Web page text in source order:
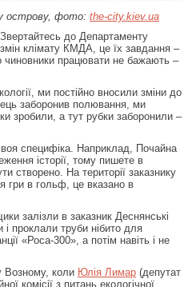
острову, фото: the-city.kiev.ua
до Департаменту
клімату КМДА, це їх завдання –
працювати не бажають –
ми постійно вносили зміни до
заборонив полювання, ми
зробили, а тут рубки заборонили –
специфіка. Наприклад, Почайна
історії, тому пишете в
створено. На території заказнику
гри в гольф, це вказано в
залізли в заказник Деснянські
проклали труби нібито для
«Роса-300», а потім навіть і не
Возному, коли Юлія Лимар (депутат
комісії з питань екологічної